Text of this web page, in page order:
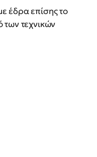
έδρα επίσης το
των τεχνικών